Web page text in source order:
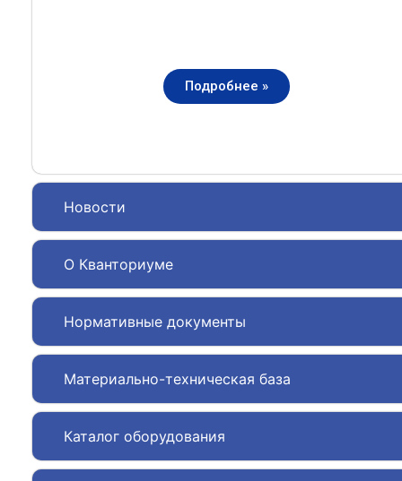
Новости
О Кванториуме
Нормативные документы
Материально-техническая база
Каталог оборудования
Подробнее »